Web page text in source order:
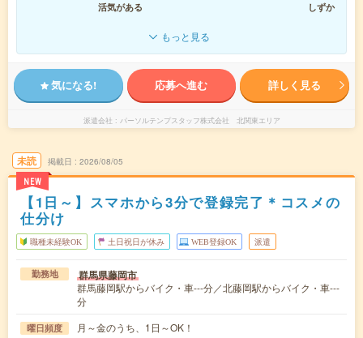
活気がある
しずか
もっと見る
気になる! 応募へ進む 詳しく見る
派遣会社 パーソルテンプスタッフ株式会社 北関東エリア
未読
NEW
掲載日 2026/08/05
【1日～】スマホから3分で登録完了＊コスメの
仕分け
職種未経験OK 土日祝日が休み WEB登録OK 派遣
勤務地 群馬県藤岡市
群馬藤岡駅からバイク・車---分／北藤岡駅からバイク・車---
分
曜日頻度 月～金のうち、1日～OK！